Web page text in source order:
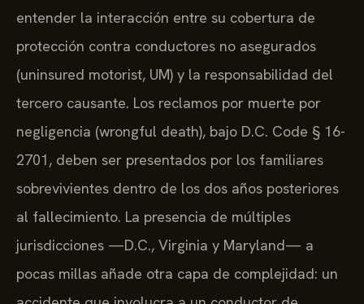
entender la interacción entre su cobertura de
protección contra conductores no asegurados
(uninsured motorist, UM) y la responsabilidad del
tercero causante. Los reclamos por muerte por
negligencia (wrongful death), bajo D.C. Code § 16-
2701, deben ser presentados por los familiares
sobrevivientes dentro de los dos años posteriores
al fallecimiento. La presencia de múltiples
jurisdicciones —D.C., Virginia y Maryland— a
pocas millas añade otra capa de complejidad: un